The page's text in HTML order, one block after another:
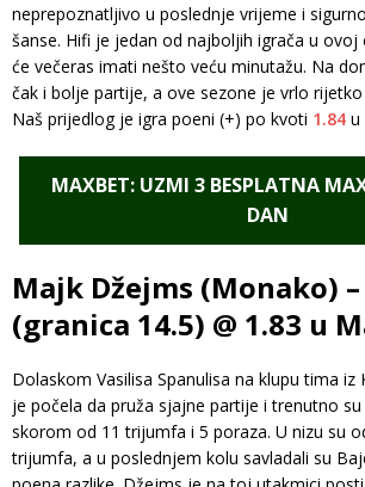
neprepoznatljivo u poslednje vrijeme i
šanse. Hifi je jedan od najboljih igrača u ovoj
će večeras imati nešto veću minutažu. Na
čak i bolje partije, a ove sezone je vrlo
Naš prijedlog je igra poeni (+) po kvoti 1.84 u
MAXBET: UZMI 3 BESPLATNA
DAN
Majk Džejms (Monako)
(granica 14.5) @ 1.83 u
Dolaskom Vasilisa Spanulisa na klupu tima iz
je počela da pruža sjajne partije i trenutno
skorom od 11 trijumfa i 5 poraza. U nizu su
trijumfa, a u poslednjem kolu savladali su